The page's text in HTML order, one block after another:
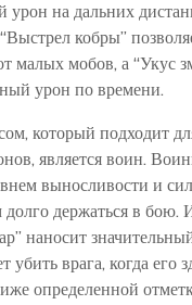
урон на дальних
кобры”
малых мобов, а “Укус
урон по времени.
который подходит
является воин.
выносливости и
долго держаться в бою.
наносит
убить врага, когда его
определенной